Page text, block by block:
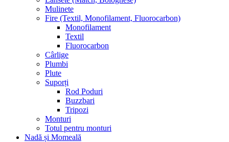
Mulinete
Fire (Textil, Monofilament, Fluorocarbon)
Monofilament
Textil
Fluorocarbon
Cârlige
Plumbi
Plute
Suporți
Rod Poduri
Buzzbari
Tripozi
Monturi
Totul pentru monturi
Nadă și Momeală